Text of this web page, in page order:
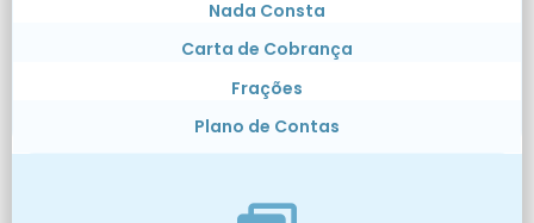
Nada Consta
Carta de Cobrança
Frações
Plano de Contas